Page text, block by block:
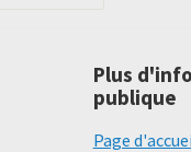
Plus
publique
Page